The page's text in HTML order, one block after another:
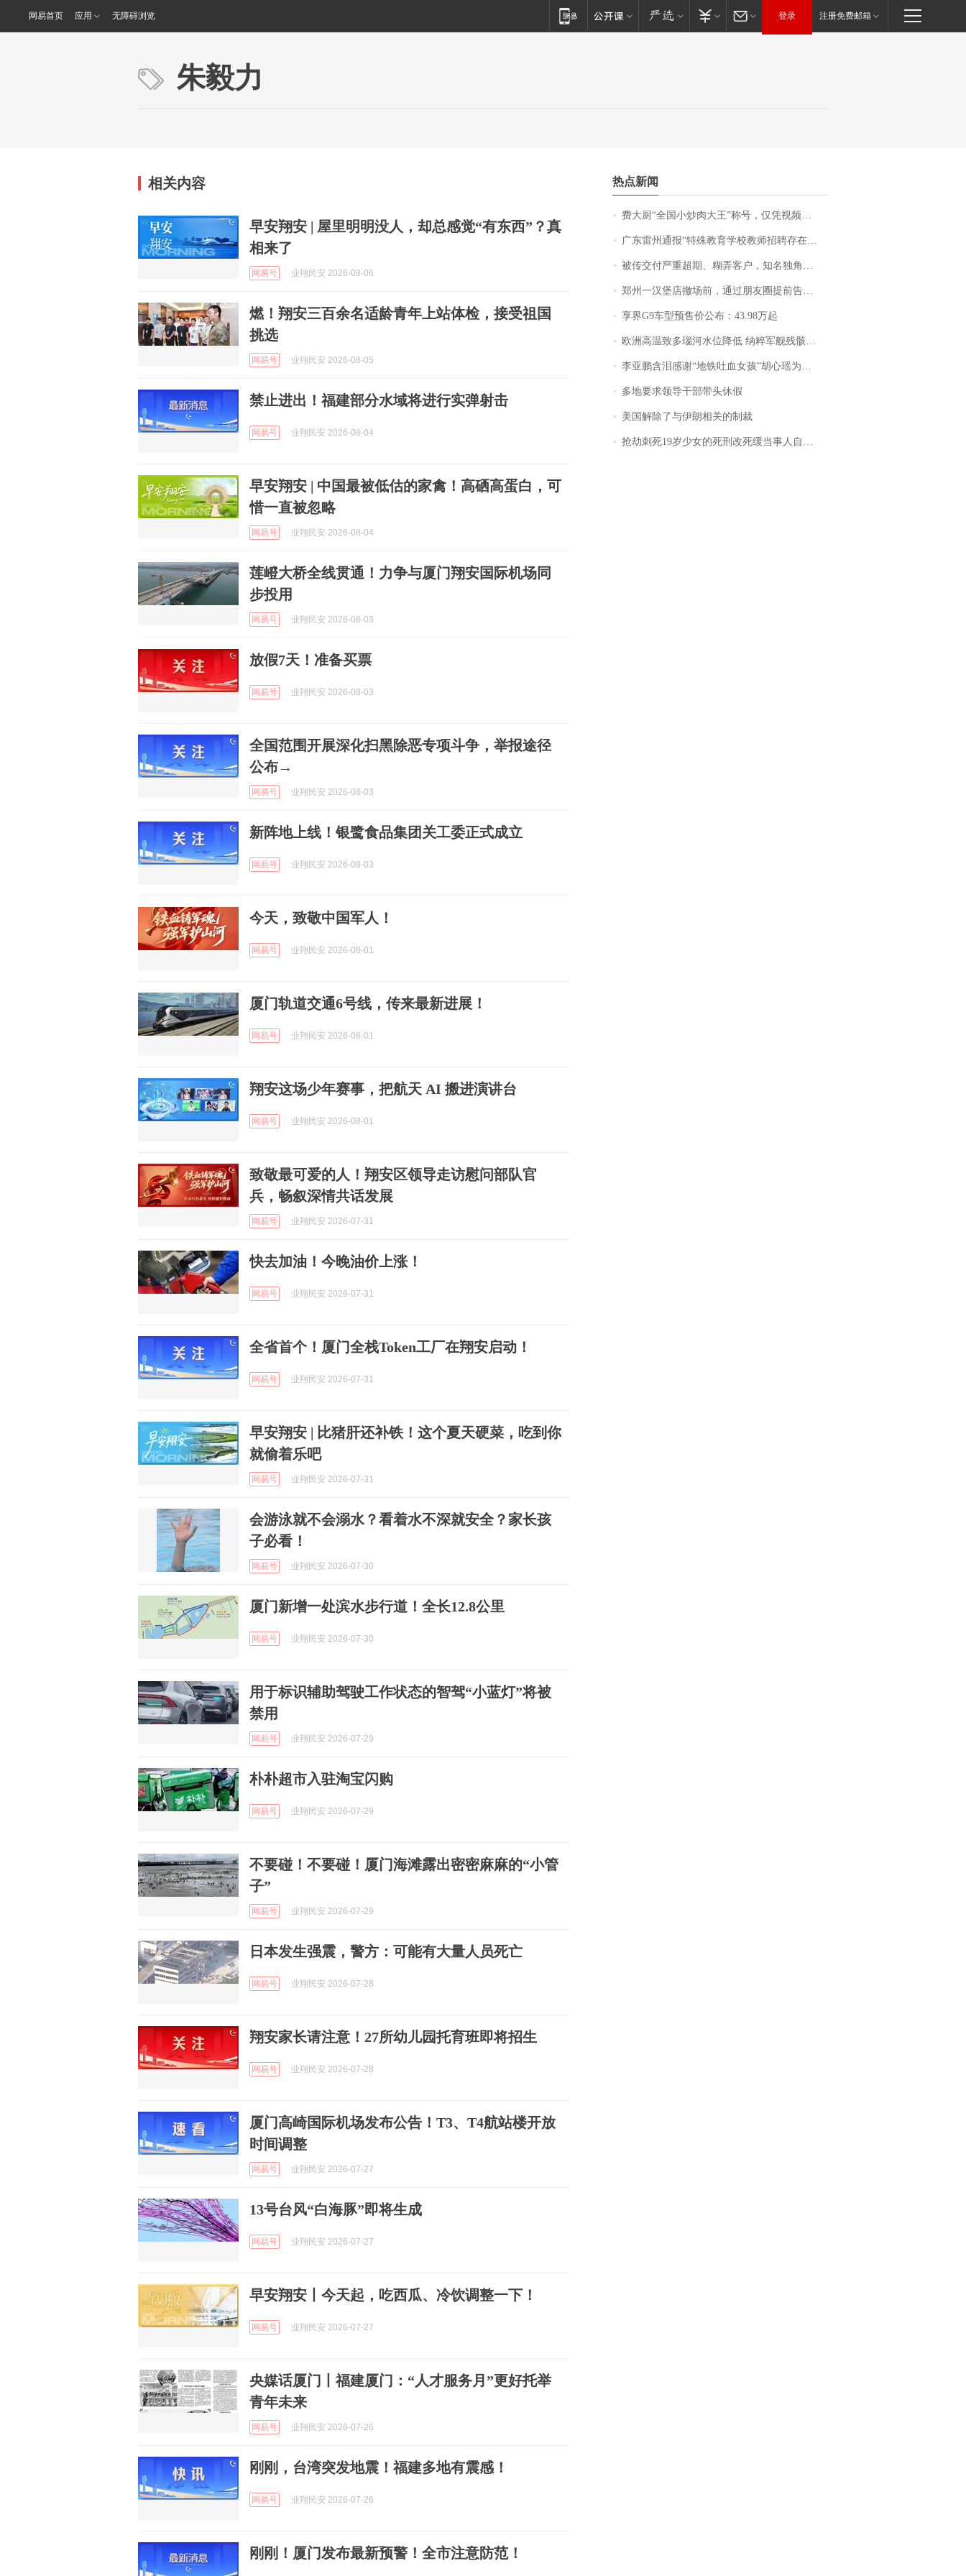
网易首页 应用 无障碍浏览 登录 注册免费邮箱
朱毅力
相关内容
早安翔安 | 屋里明明没人，却总感觉“有东西”？真
相来了
网易号 业翔民安 2026-08-06
燃！翔安三百余名适龄青年上站体检，接受祖国
挑选
网易号 业翔民安 2026-08-05
禁止进出！福建部分水域将进行实弹射击
网易号 业翔民安 2026-08-04
早安翔安 | 中国最被低估的家禽！高硒高蛋白，可
惜一直被忽略
网易号 业翔民安 2026-08-04
莲嶝大桥全线贯通！力争与厦门翔安国际机场同
步投用
网易号 业翔民安 2026-08-03
放假7天！准备买票
网易号 业翔民安 2026-08-03
全国范围开展深化扫黑除恶专项斗争，举报途径
公布→
网易号 业翔民安 2026-08-03
新阵地上线！银鹭食品集团关工委正式成立
网易号 业翔民安 2026-08-03
今天，致敬中国军人！
网易号 业翔民安 2026-08-01
厦门轨道交通6号线，传来最新进展！
网易号 业翔民安 2026-08-01
翔安这场少年赛事，把航天 AI 搬进演讲台
网易号 业翔民安 2026-08-01
致敬最可爱的人！翔安区领导走访慰问部队官
兵，畅叙深情共话发展
网易号 业翔民安 2026-07-31
快去加油！今晚油价上涨！
网易号 业翔民安 2026-07-31
全省首个！厦门全栈Token工厂在翔安启动！
网易号 业翔民安 2026-07-31
早安翔安 | 比猪肝还补铁！这个夏天硬菜，吃到你
就偷着乐吧
网易号 业翔民安 2026-07-31
会游泳就不会溺水？看着水不深就安全？家长孩
子必看！
网易号 业翔民安 2026-07-30
厦门新增一处滨水步行道！全长12.8公里
网易号 业翔民安 2026-07-30
用于标识辅助驾驶工作状态的智驾“小蓝灯”将被
禁用
网易号 业翔民安 2026-07-29
朴朴超市入驻淘宝闪购
网易号 业翔民安 2026-07-29
不要碰！不要碰！厦门海滩露出密密麻麻的“小管
子”
网易号 业翔民安 2026-07-29
日本发生强震，警方：可能有大量人员死亡
网易号 业翔民安 2026-07-28
翔安家长请注意！27所幼儿园托育班即将招生
网易号 业翔民安 2026-07-28
厦门高崎国际机场发布公告！T3、T4航站楼开放
时间调整
网易号 业翔民安 2026-07-27
13号台风“白海豚”即将生成
网易号 业翔民安 2026-07-27
早安翔安丨今天起，吃西瓜、冷饮调整一下！
网易号 业翔民安 2026-07-27
央媒话厦门丨福建厦门：“人才服务月”更好托举
青年未来
网易号 业翔民安 2026-07-26
刚刚，台湾突发地震！福建多地有震感！
网易号 业翔民安 2026-07-26
刚刚！厦门发布最新预警！全市注意防范！
热点新闻
费大厨“全国小炒肉大王”称号，仅凭视频评出？中国烹饪协会回应
广东雷州通报“特殊教育学校教师招聘存在违规行为”：已启动问责程序 副校长被停职
被传交付严重超期、糊弄客户，知名独角兽车企创始人回应：都没证据，将依法采取措施，“本人长期与美国交管局保持沟通，对方表示肯定”
郑州一汉堡店撤场前，通过朋友圈提前告知逐一退费，有顾客仅剩1元也全被退回，分文不少；顾客：言而有信，让人感动
享界G9车型预售价公布：43.98万起
欧洲高温致多瑙河水位降低 纳粹军舰残骸重见天日
李亚鹏含泪感谢“地铁吐血女孩”胡心瑶为嫣然天使捐99999元：这份捐赠太沉重，尊重其捐赠意愿，个人向胡心瑶和她的病友之家各捐赠99999元
多地要求领导干部带头休假
美国解除了与伊朗相关的制裁
抢劫刺死19岁少女的死刑改死缓当事人自述：出狱11年间始终刻意躲避被害人家属